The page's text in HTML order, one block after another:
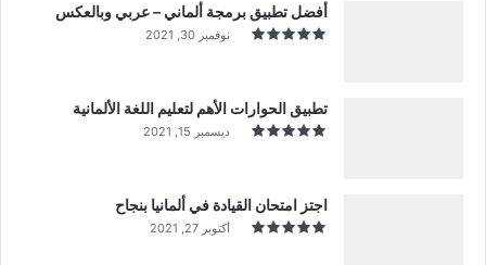
أفضل تطبيق برمجة ألماني – عربي وبالعكس
نوفمبر 30, 2021
تطبيق الحوارات الأهم لتعليم اللغة الألمانية
ديسمبر 15, 2021
اجتز امتحان القيادة في ألمانيا بنجاح
أكتوبر 27, 2021